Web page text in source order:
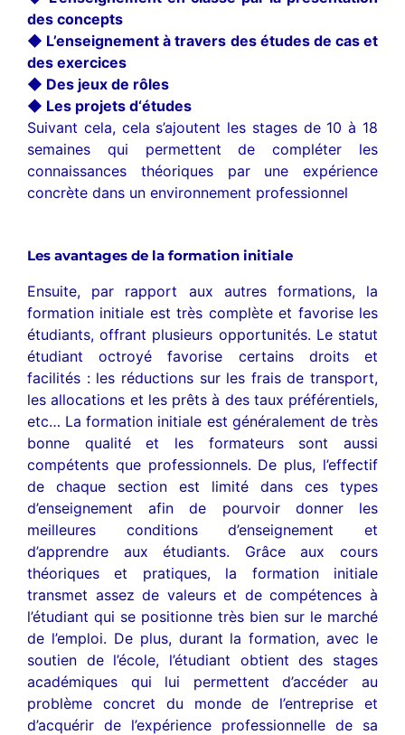
des concepts
◆ L’enseignement à travers des études de cas et
des exercices
◆ Des jeux de rôles
◆ Les projets d‘études
Suivant cela, cela s’ajoutent les stages de 10 à 18
semaines qui permettent de compléter les
connaissances théoriques par une expérience
concrète dans un environnement professionnel
Les avantages de la formation initiale
Ensuite, par rapport aux autres formations, la
formation initiale est très complète et favorise les
étudiants, offrant plusieurs opportunités. Le statut
étudiant octroyé favorise certains droits et
facilités : les réductions sur les frais de transport,
les allocations et les prêts à des taux préférentiels,
etc… La formation initiale est généralement de très
bonne qualité et les formateurs sont aussi
compétents que professionnels. De plus, l’effectif
de chaque section est limité dans ces types
d’enseignement afin de pourvoir donner les
meilleures conditions d’enseignement et
d’apprendre aux étudiants. Grâce aux cours
théoriques et pratiques, la formation initiale
transmet assez de valeurs et de compétences à
l’étudiant qui se positionne très bien sur le marché
de l’emploi. De plus, durant la formation, avec le
soutien de l’école, l’étudiant obtient des stages
académiques qui lui permettent d’accéder au
problème concret du monde de l’entreprise et
d’acquérir de l’expérience professionnelle de sa